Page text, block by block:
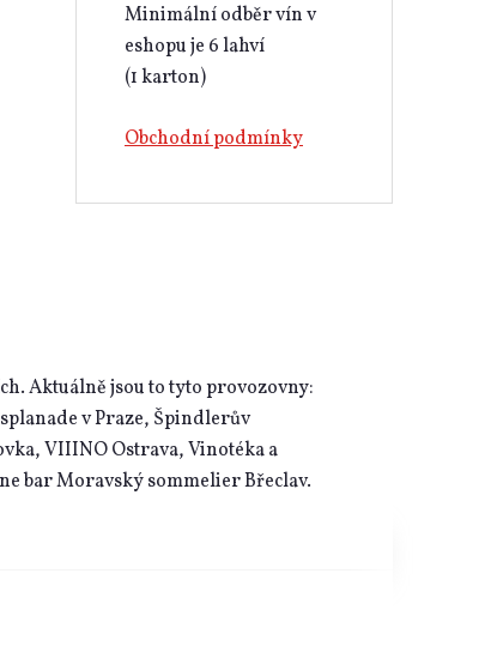
Minimální odběr vín v
eshopu je 6 lahví
(1 karton)
Obchodní podmínky
Aktuálně jsou to tyto provozovny:
v Praze, Špindlerův
VIIINO Ostrava, Vinotéka a
bar Moravský sommelier Břeclav.